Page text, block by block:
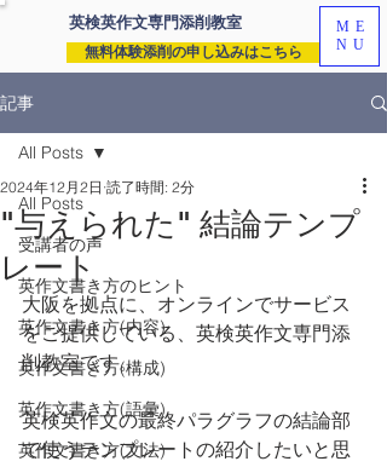
英検英作文専門添削教室
無料体験添削の申し込みはこちら
ME
NU
記事
All Posts
受講者の声
英作文書き方のヒント
英作文書き方(内容)
英作文書き方(構成)
英作文書き方(語彙)
英作文書き方(文法)
All Posts
"与えられた" 結論テンプ
レート
2024年12月2日 読了時間: 2分
大阪を拠点に、オンラインでサービス
をご提供している、英検英作文専門添
削教室です。
英検英作文の最終パラグラフの結論部
で使うテンプレートの紹介したいと思